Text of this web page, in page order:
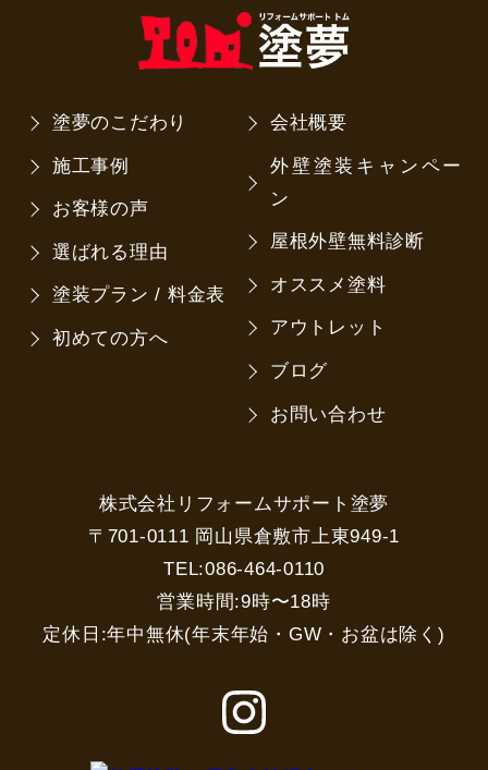
塗夢のこだわり
施工事例
お客様の声
選ばれる理由
塗装プラン / 料金表
初めての方へ
会社概要
外壁塗装キャンペー
ン
屋根外壁無料診断
オススメ塗料
アウトレット
ブログ
お問い合わせ
株式会社リフォームサポート塗夢
〒701-0111 岡山県倉敷市上東949-1
TEL:086-464-0110
営業時間:9時〜18時
定休日:年中無休(年末年始・GW・お盆は除く)